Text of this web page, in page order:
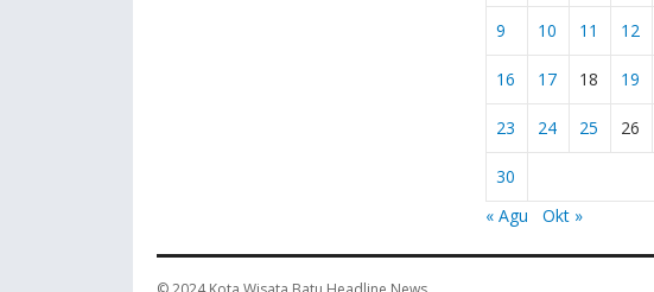
9 10 11 12
16 17 18 19
23 24 25 26
30
« Agu
Okt »